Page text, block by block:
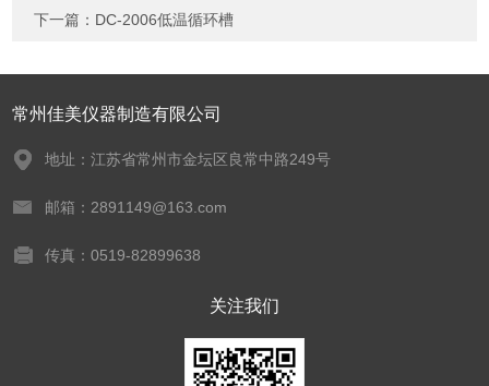
下一篇： DC-2006低温循环槽
常州佳美仪器制造有限公司
地址：江苏省常州市金坛区良常中路249号
邮箱：2891149@163.com
传真：0519-82899638
关注我们